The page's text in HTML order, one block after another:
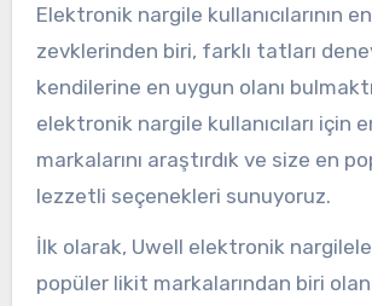
Elektronik nargile kullanıcılarının
zevklerinden biri, farklı tatları
kendilerine en uygun olanı
elektronik nargile kullanıcıları için
markalarını araştırdık ve size en
lezzetli seçenekleri sunuyoruz.
İlk olarak, Uwell elektronik
popüler likit markalarından biri